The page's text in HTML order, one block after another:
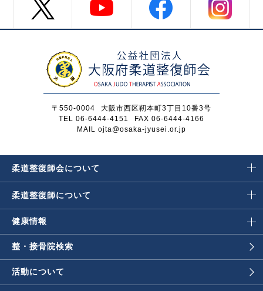
〒550-0004
大阪市西区靭本町3丁目10番3号
TEL 06-6444-4151
FAX 06-6444-4166
MAIL ojta@osaka-jyusei.or.jp
柔道整復師会について
柔道整復師について
健康情報
整・接骨院検索
活動について